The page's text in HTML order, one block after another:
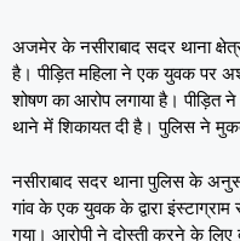
अजमेर के नसीराबाद सदर थाना
है। पीड़ित महिला ने एक युवक पर
शोषण का आरोप लगाया है। पीड़ित
थाने में शिकायत दी है। पुलिस ने
नसीराबाद सदर थाना पुलिस के
गांव के एक युवक के द्वारा
गया। आरोपी ने दोस्ती करने के लिए